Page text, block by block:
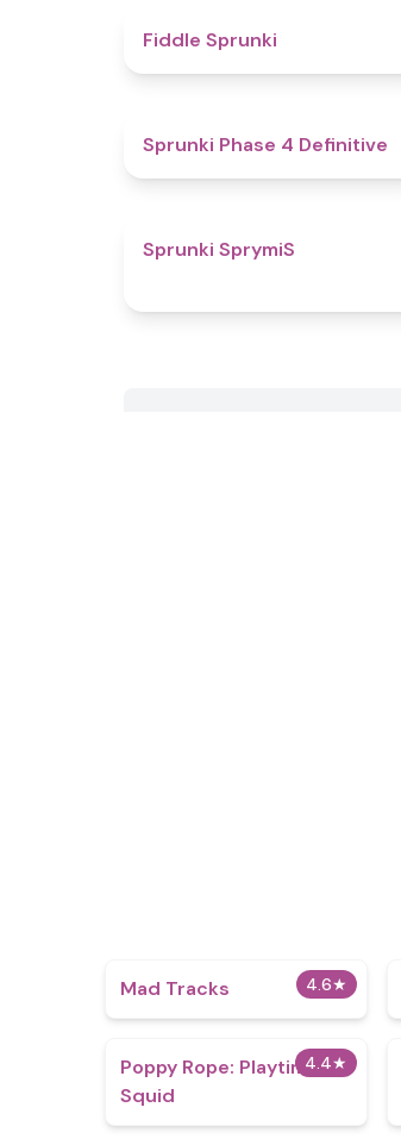
Fiddle Sprunki
Sprunki Phase 4 Definitive
Sprunki SprymiS
4.6★
Mad Tracks
4.4★
Poppy Rope: Playtime
Squid